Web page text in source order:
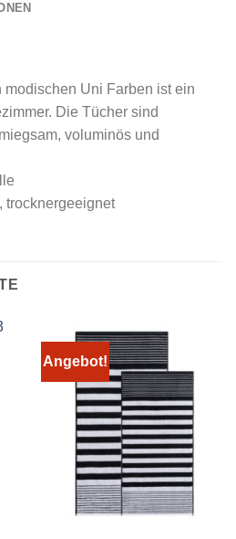
modischen Uni Farben ist ein
Die Tücher sind
voluminös und
trocknergeeignet
Angebot!